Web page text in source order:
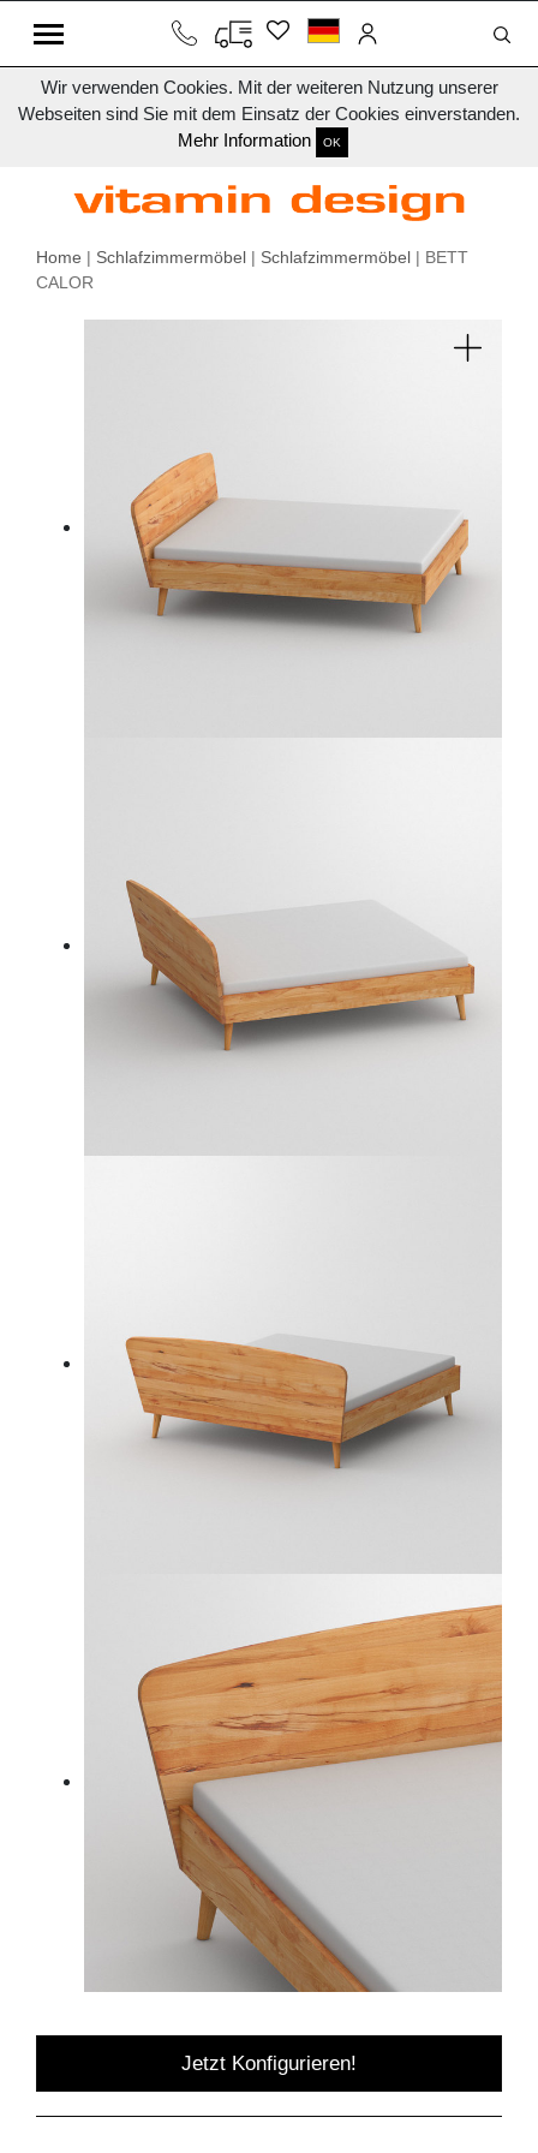
Wir verwenden Cookies. Mit der weiteren Nutzung unserer
Webseiten sind Sie mit dem Einsatz der Cookies einverstanden.
Mehr Information
OK
Home | Schlafzimmermöbel | Schlafzimmermöbel | BETT
CALOR
Jetzt Konfigurieren!